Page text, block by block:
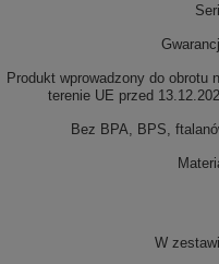
Produkt wprowadzony do obrotu
terenie UE przed
Bez BPA, BPS,
W